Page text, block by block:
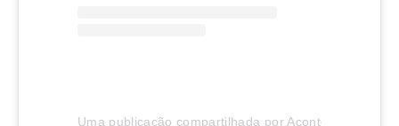
Uma publicação compartilhada por Aconteceu em